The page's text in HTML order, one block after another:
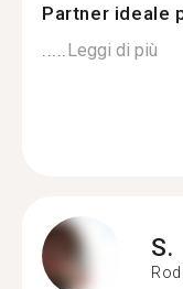
Partner ideale
Leggi di più
S.